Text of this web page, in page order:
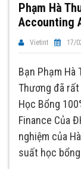
Phạm Hà
Accounting
Vietint 17/
Bạn Phạm
Thương đã
Học Bổng
Finance Của
nghiệm của
suất học